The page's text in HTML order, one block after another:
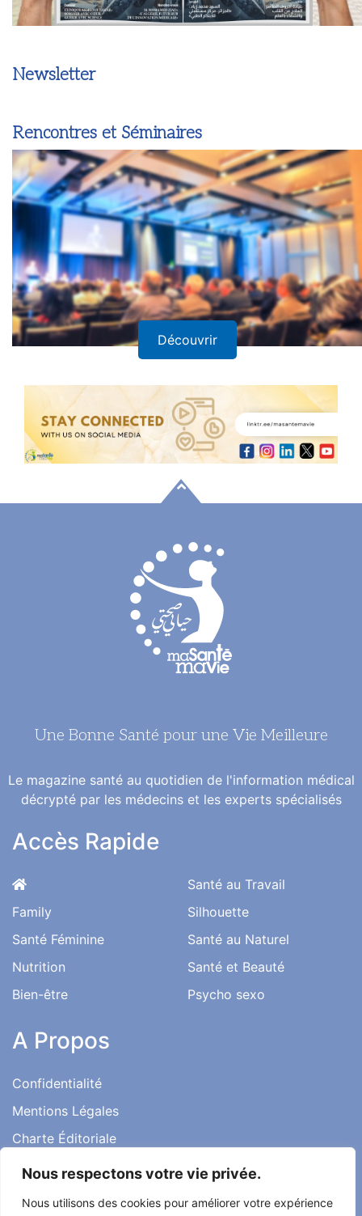
Nous respectons votre vie privée.
Nous utilisons des cookies pour améliorer votre expérience
Newsletter
Rencontres et Séminaires
Découvrir
Une Bonne Santé pour une Vie Meilleure
Le magazine santé au quotidien de l'information médical
décrypté par les médecins et les experts spécialisés
Accès Rapide
Family
Santé Féminine
Nutrition
Bien-être
Santé au Travail
Silhouette
Santé au Naturel
Santé et Beauté
Psycho sexo
A Propos
Confidentialité
Mentions Légales
Charte Éditoriale
Conditions d’utilisation